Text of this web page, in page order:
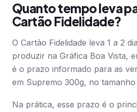
Quanto tempo leva
Cartão Fidelidade?
O Cartão Fidelidade leva 1 a 2
produzir na Gráfica Boa Vista,
é o prazo informado para as
em Supremo 300g, no
Na prática, esse prazo é o